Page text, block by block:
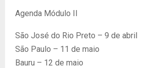
Agenda Módulo II
São José do Rio Preto – 9 de abril
São Paulo – 11 de maio
Bauru – 12 de maio